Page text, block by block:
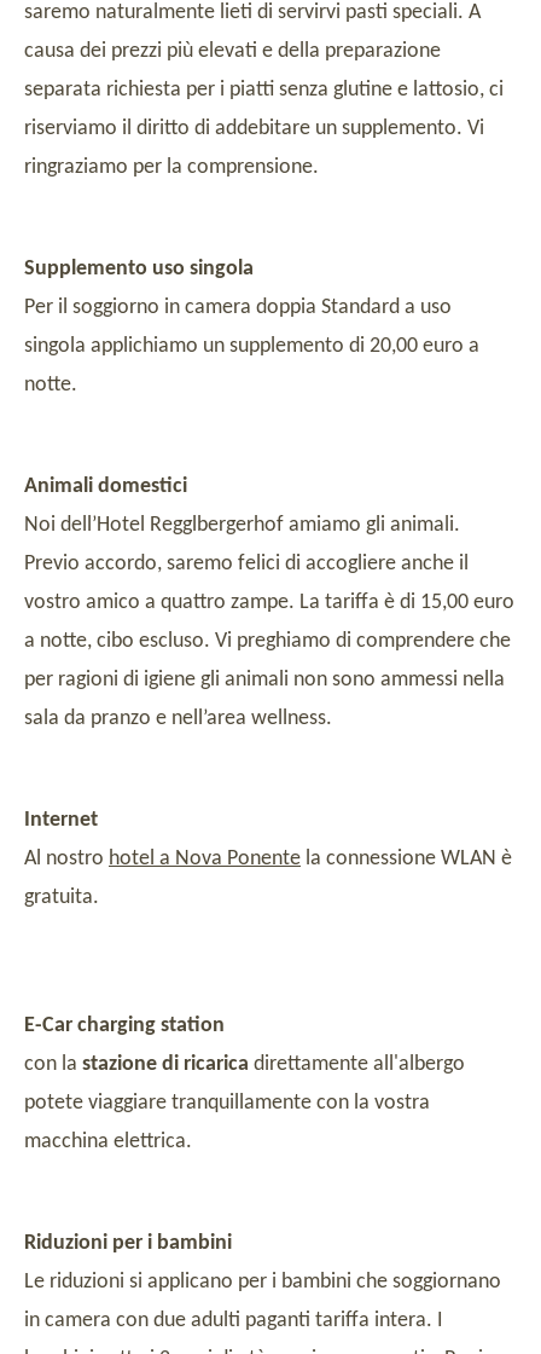
saremo naturalmente lieti di servirvi pasti speciali. A
causa dei prezzi più elevati e della preparazione
separata richiesta per i piatti senza glutine e lattosio, ci
riserviamo il diritto di addebitare un supplemento. Vi
ringraziamo per la comprensione.
Supplemento uso singola
Per il soggiorno in camera doppia Standard a uso
singola applichiamo un supplemento di 20,00 euro a
notte.
Animali domestici
Noi dell’Hotel Regglbergerhof amiamo gli animali.
Previo accordo, saremo felici di accogliere anche il
vostro amico a quattro zampe. La tariffa è di 15,00 euro
a notte, cibo escluso. Vi preghiamo di comprendere che
per ragioni di igiene gli animali non sono ammessi nella
sala da pranzo e nell’area wellness.
Internet
Al nostro hotel a Nova Ponente la connessione WLAN è
gratuita.
E-Car charging station
con la stazione di ricarica direttamente all'albergo
potete viaggiare tranquillamente con la vostra
macchina elettrica.
Riduzioni per i bambini
Le riduzioni si applicano per i bambini che soggiornano
in camera con due adulti paganti tariffa intera. I